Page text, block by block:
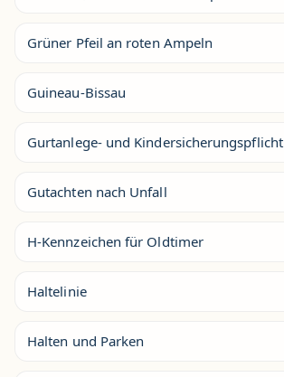
Grüner Pfeil an roten Ampeln
Guineau-Bissau
Gurtanlege- und Kindersicherungspflicht
Gutachten nach Unfall
H-Kennzeichen für Oldtimer
Haltelinie
Halten und Parken